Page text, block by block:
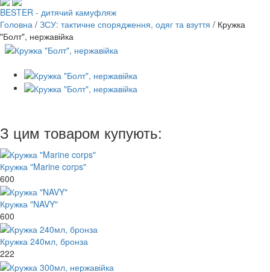
BESTER - дитячий камуфляж
Головна / ЗСУ: тактичне спорядження, одяг та взуття / Кружка
"Болт", нержавійка
З цим товаром купують:
Кружка "Marine corps"
600
Кружка "NAVY"
600
Кружка 240мл, бронза
222